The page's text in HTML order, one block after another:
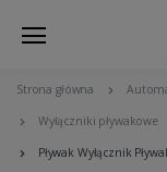
Strona główna
Wyłączniki pływakowe
Pływak Wyłącznik